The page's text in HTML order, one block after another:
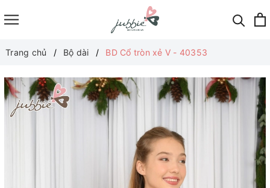
Trang chủ Bộ dài BD Cổ tròn xẻ V - 40353